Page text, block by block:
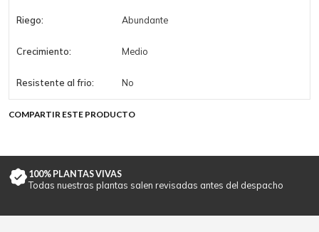
Riego: Abundante
Crecimiento: Medio
Resistente al frio: No
COMPARTIR ESTE PRODUCTO
100% PLANTAS VIVAS
Todas nuestras plantas salen revisadas antes del despacho